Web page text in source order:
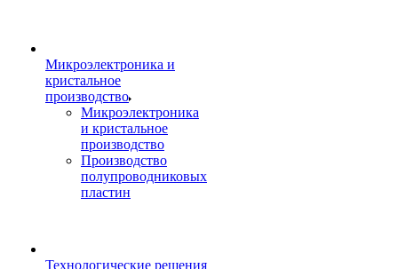
Микроэлектроника и
кристальное
производство
Микроэлектроника
и кристальное
производство
Производство
полупроводниковых
пластин
Технологические решения